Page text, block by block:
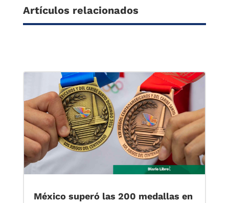
Artículos relacionados
México superó las 200 medallas en